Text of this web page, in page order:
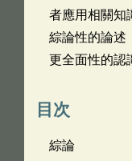
者應用相關知
綜論性的論述
更全面性的認
目次
綜論